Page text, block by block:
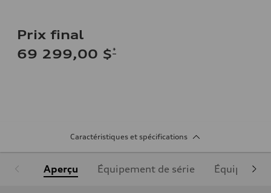
Prix final
69 299,00 $*
Caractéristiques et spécifications
Aperçu Équipement de série